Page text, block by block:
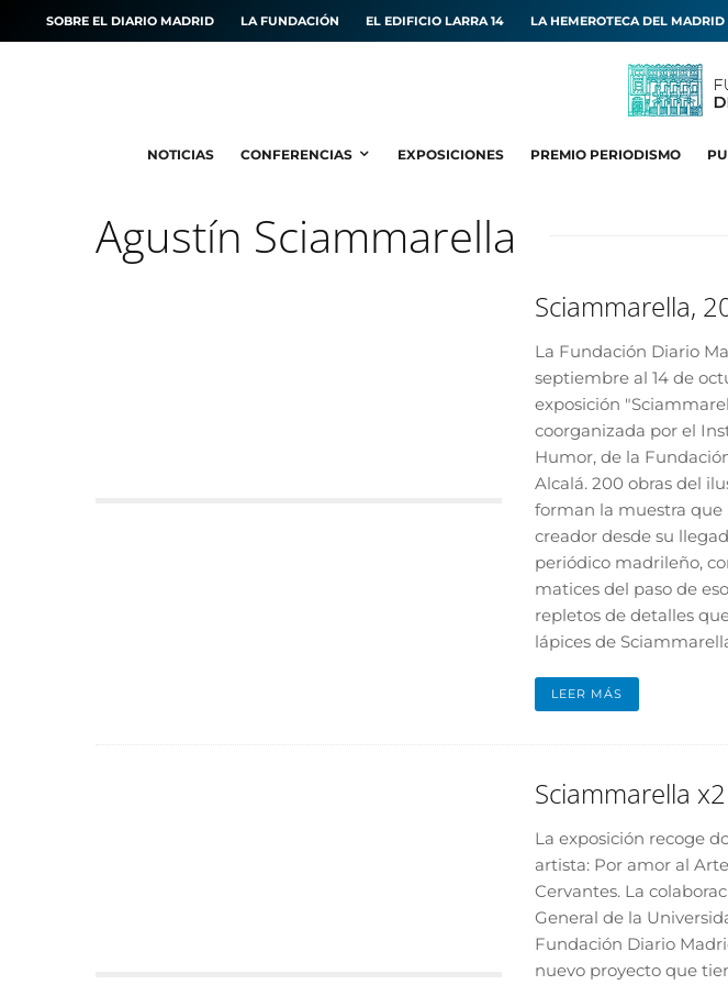
SOBRE EL DIARIO MADRID LA FUNDACIÓN EL EDIFICIO LARRA 14 LA HEMEROTECA DEL MADRID
NOTICIAS CONFERENCIAS EXPOSICIONES PREMIO PERIODISMO
Agustín Sciammarella
Sciammarella,
La Fundación Diario
septiembre al 14 de
exposición
coorganizada por el
Humor, de la
Alcalá. 200 obras del
forman la muestra que
creador desde su
periódico madrileño,
matices del paso de
repletos de detalles
lápices de
LEER MÁS
Sciammarella x2
La exposición recoge
artista: Por amor al
Cervantes. La
General de la
Fundación Diario
nuevo proyecto que